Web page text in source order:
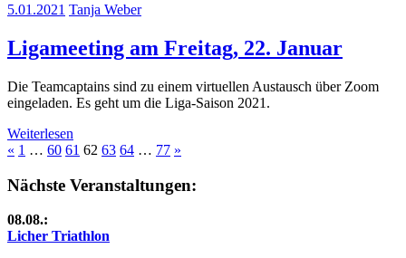
5.01.2021 Tanja Weber
Ligameeting am Freitag, 22. Januar
Die Teamcaptains sind zu einem virtuellen Austausch über Zoom
eingeladen. Es geht um die Liga-Saison 2021.
Weiterlesen
Seitennummerierung
der
« Vorherige
1 … 60 61 62 63 64 … 77 Nächste
»
Nächste Veranstaltungen:
08.08.:
Licher Triathlon